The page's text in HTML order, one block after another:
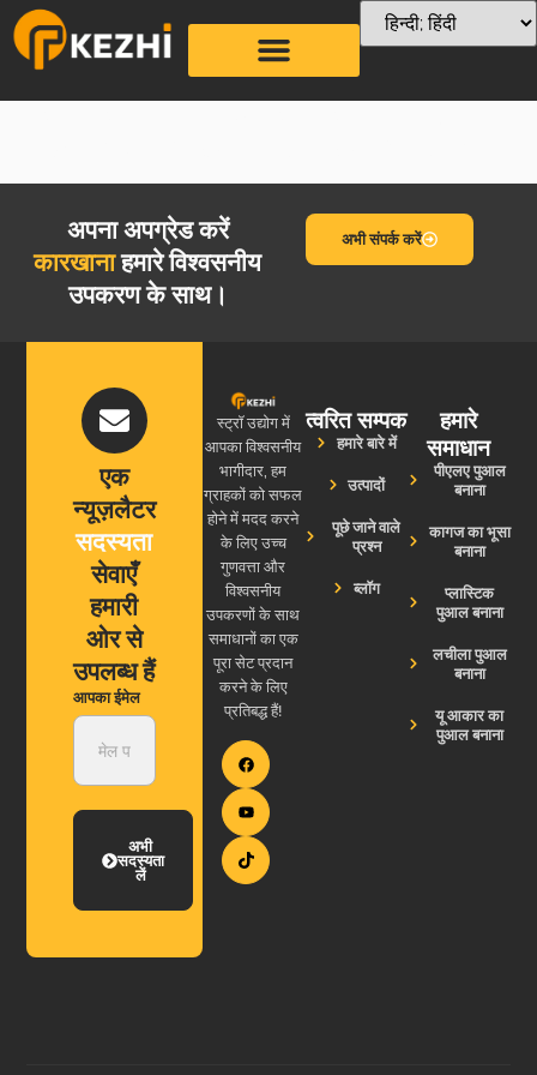
अपना अपग्रेड करें
कारखानाहमारे विश्वसनीय
उपकरण के साथ।
अभी संपर्क करें
एक
न्यूज़लैटर
सदस्यता
सेवाएँ
हमारी
ओर से
उपलब्ध हैं
आपका ईमेल
अभी
सदस्यता
लें
स्ट्रॉ उद्योग में
आपका विश्वसनीय
भागीदार, हम
ग्राहकों को सफल
होने में मदद करने
के लिए उच्च
गुणवत्ता और
विश्वसनीय
उपकरणों के साथ
समाधानों का एक
पूरा सेट प्रदान
करने के लिए
प्रतिबद्ध हैं!
त्वरित सम्पक
हमारे बारे में
उत्पादों
पूछे जाने वाले
प्रश्न
ब्लॉग
हमारे
समाधान
पीएलए पुआल
बनाना
कागज का भूसा
बनाना
प्लास्टिक
पुआल बनाना
लचीला पुआल
बनाना
यू आकार का
पुआल बनाना